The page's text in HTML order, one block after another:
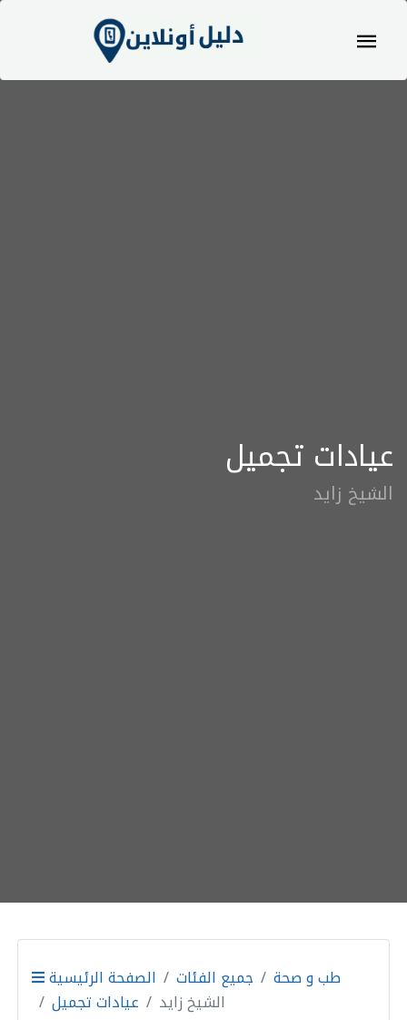
عيادات تجميل
الشيخ زايد
الصفحة الرئيسية جميع الفئات
طب و صحة
عيادات تجميل
الشيخ زايد